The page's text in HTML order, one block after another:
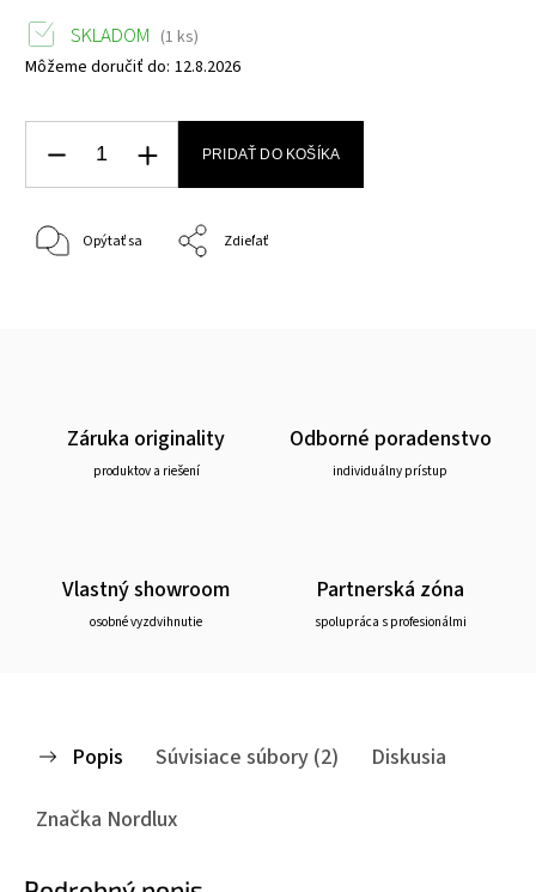
SKLADOM (1 ks)
Môžeme doručiť do: 12.8.2026
PRIDAŤ DO KOŠÍKA
Opýtať sa Zdieľať
Záruka originality
produktov a riešení
Odborné poradenstvo
individuálny prístup
Vlastný showroom
osobné vyzdvihnutie
Partnerská zóna
spolupráca s profesionálmi
Popis Súvisiace súbory (2)
Diskusia
Značka Nordlux